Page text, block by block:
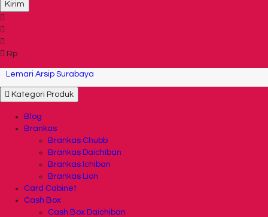
Kirim
Rp
Lemari Arsip Surabaya
Kategori Produk
Blog
Brankas
Brankas Chubb
Brankas Daichiban
Brankas Ichiban
Brankas Lion
Card Cabinet
Cash Box
Cash Box Daichiban